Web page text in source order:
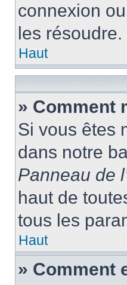
connexion
les résoudre.
Haut
» Comment
Si vous êtes
dans notre
Panneau de
haut de
tous les
Haut
» Comment